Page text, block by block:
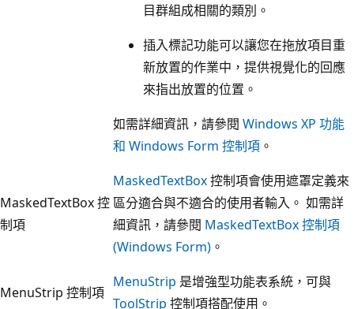
目群組成相關的類別。
插入標記功能可以讓您在拖放項目重
新放置的作業中，提供視覺化的回應
來指出放置的位置。
如需詳細資訊，請參閱 Windows XP 功能
和 Windows Form 控制項 。
MaskedTextBox 控
制項
MaskedTextBox控制項會使用遮罩定義來
區分適合與不適合的使用者輸入。 如需詳
細資訊，請參閱 MaskedTextBox 控制項
(Windows Form) 。
MenuStrip 控制項
MenuStrip 是增強型功能表系統，可與
ToolStrip 控制項搭配使用。